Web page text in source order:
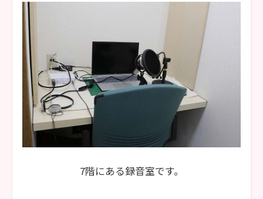
7階にある録音室です。